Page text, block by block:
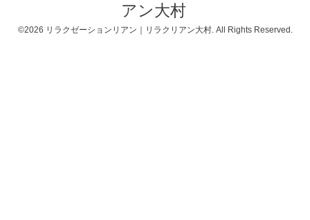
アン大村
©2026 リラクゼーションリアン｜リラクリアン大村. All Rights Reserved.